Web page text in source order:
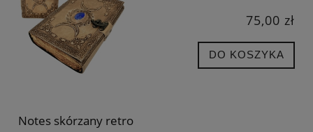
75,00 zł
DO KOSZYKA
Notes skórzany retro